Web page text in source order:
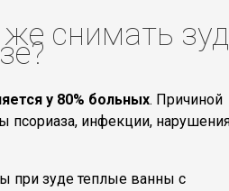
снимать зуд
у 80% больных. Причиной
псориаза, инфекции,
при зуде теплые ванны с